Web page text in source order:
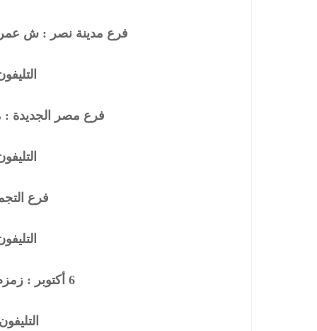
فرع مدينة نصر : ش عمر
التليفون:
فرع مصر الجديدة :
التليفون:
فرع
التليفون:
6 أكتوبر : زمزم مول - ميدان الحصري
التليفون :